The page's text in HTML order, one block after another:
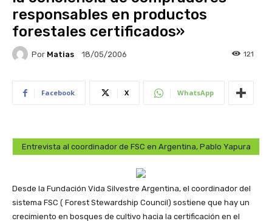
responsables en productos
forestales certificados»
Por Matias 18/05/2006 121
Facebook X WhatsApp
Entrevista al coordinador de FSC en Argentina, Pablo Yapura
Desde la Fundación Vida Silvestre Argentina, el coordinador del
sistema FSC ( Forest Stewardship Council) sostiene que hay un
crecimiento en bosques de cultivo hacia la certificación en el